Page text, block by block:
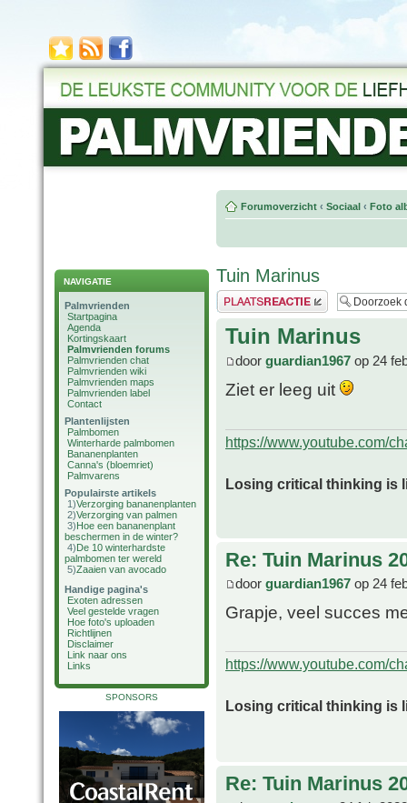
NAVIGATIE
Palmvrienden
Startpagina
Agenda
Kortingskaart
Palmvrienden forums
Palmvrienden chat
Palmvrienden wiki
Palmvrienden maps
Palmvrienden label
Contact
Plantenlijsten
Palmbomen
Winterharde palmbomen
Bananenplanten
Canna's (bloemriet)
Palmvarens
Populairste artikels
1)Verzorging bananenplanten
2)Verzorging van palmen
3)Hoe een bananenplant
beschermen in de winter?
4)De 10 winterhardste
palmbomen ter wereld
5)Zaaien van avocado
Handige pagina's
Exoten adressen
Veel gestelde vragen
Hoe foto's uploaden
Richtlijnen
Disclaimer
Link naar ons
Links
SPONSORS
Forumoverzicht ‹ Sociaal ‹ Foto
Tuin Marinus
Plaats een reactie
Tuin Marinus
door guardian1967 op 24
Ziet er leeg uit
https://www.youtube.com/
Losing critical thinking is
Re: Tuin Marinus
door guardian1967 op 24
Grapje, veel succes
https://www.youtube.com/
Losing critical thinking is
Re: Tuin Marinus